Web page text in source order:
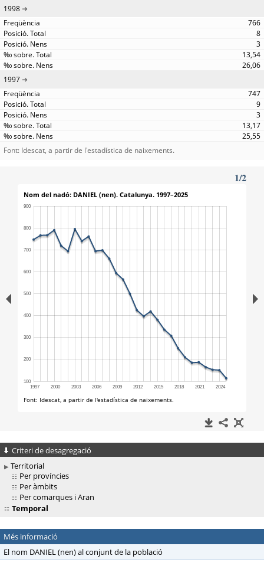
1998
766
8
3
13,54
26,06
1997
747
9
3
13,17
25,55
Font: Idescat, a partir de l'estadística de naixements.
Criteri de desagregació
Territorial
Per províncies
Per àmbits
Per comarques i Aran
Temporal
Més informació
El nom DANIEL (nen) al conjunt de la població